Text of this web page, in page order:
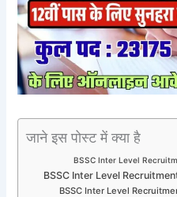
जाने इस पोस्ट में क्या है
BSSC Inter Level
BSSC Inter Level
BSSC Inter Level